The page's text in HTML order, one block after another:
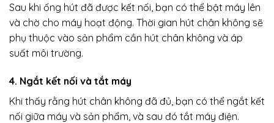
Sau khi ống hút đã được kết nối, bạn có thể bật máy lên
và chờ cho máy hoạt động. Thời gian hút chân không sẽ
phụ thuộc vào sản phẩm cần hút chân không và áp
suất môi trường.
4. Ngắt kết nối và tắt máy
Khi thấy rằng hút chân không đã đủ, bạn có thể ngắt kết
nối giữa máy và sản phẩm, và sau đó tắt máy điện.